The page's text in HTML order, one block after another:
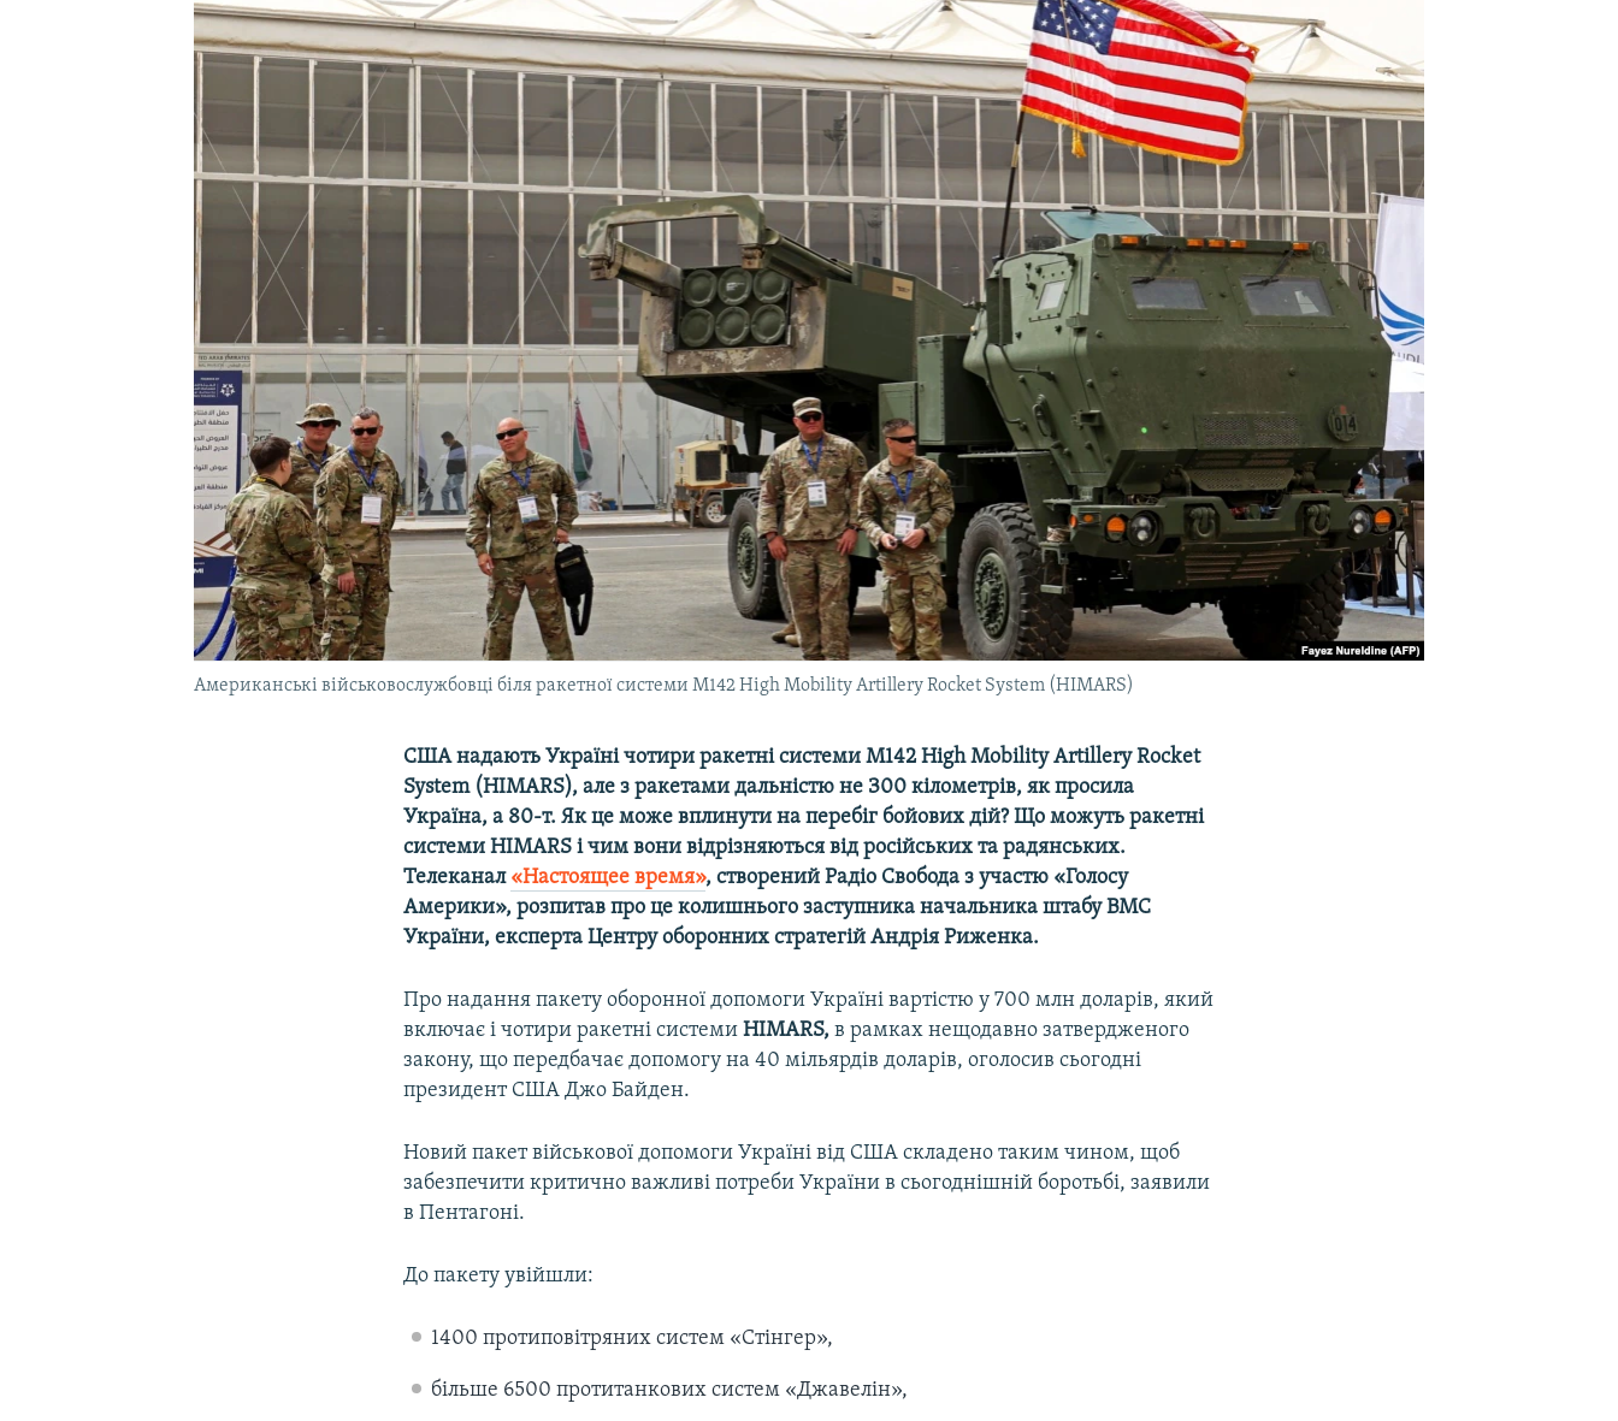
Американські військовослужбовці біля ракетної системи M142 High Mobility Artillery Rocket System (HIMARS)
США надають Україні чотири ракетні системи M142 High Mobility Artillery Rocket
System (HIMARS), але з ракетами дальністю не З00 кілометрів, як просила
Україна, а 80-т. Як це може вплинути на перебіг бойових дій? Що можуть ракетні
системи HIMARS і чим вони відрізняються від російських та радянських.
Телеканал «Настоящее время», створений Радіо Свобода з участю «Голосу
Америки», розпитав про це колишнього заступника начальника штабу ВМС
України, експерта Центру оборонних стратегій Андрія Риженка.
Про надання пакету оборонної допомоги Україні вартістю у 700 млн доларів, який
включає і чотири ракетні системиHIMARS,в рамках нещодавно затвердженого
закону, що передбачає допомогу на 40 мільярдів доларів, оголосив сьогодні
президент США Джо Байден.
Новий пакет військової допомоги Україні від США складено таким чином, щоб
забезпечити критично важливі потреби України в сьогоднішній боротьбі, заявили
в Пентагоні.
До пакету увійшли:
1400 протиповітряних систем «Стінгер»,
більше 6500 протитанкових систем «Джавелін»,